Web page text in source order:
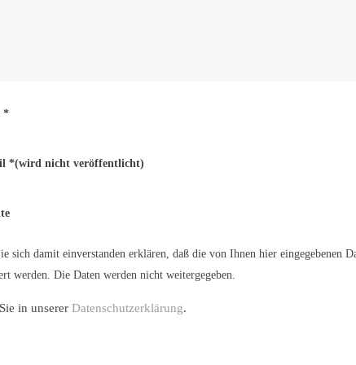
*
*(wird nicht veröffentlicht)
damit einverstanden erklären, daß die von Ihnen hier eingegebenen
werden. Die Daten werden nicht weitergegeben.
in unserer Datenschutzerklärung.